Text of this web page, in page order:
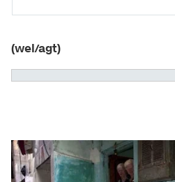
(wel/agt)